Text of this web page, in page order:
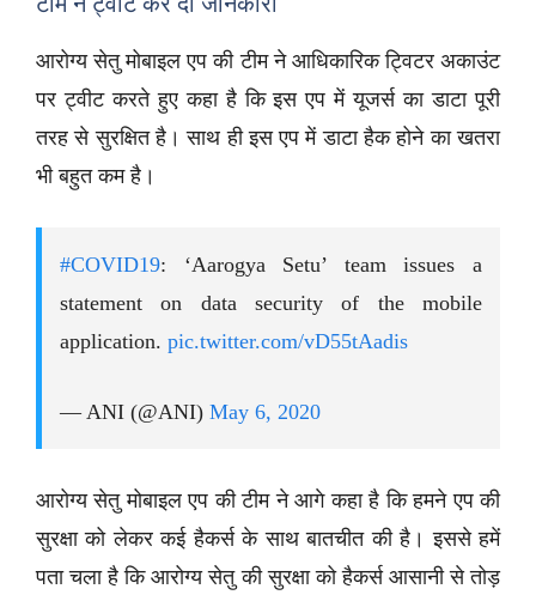
आरोग्य सेतु मोबाइल एप की टीम ने आधिकारिक ट्विटर अकाउंट
पर ट्वीट करते हुए कहा है कि इस एप में यूजर्स का डाटा पूरी
तरह से सुरक्षित है। साथ ही इस एप में डाटा हैक होने का खतरा
भी बहुत कम है।
#COVID19: ‘Aarogya Setu’ team issues a
statement on data security of the mobile
application. pic.twitter.com/vD55tAadis
— ANI (@ANI) May 6, 2020
आरोग्य सेतु मोबाइल एप की टीम ने आगे कहा है कि हमने एप की
सुरक्षा को लेकर कई हैकर्स के साथ बातचीत की है। इससे हमें
पता चला है कि आरोग्य सेतु की सुरक्षा को हैकर्स आसानी से तोड़